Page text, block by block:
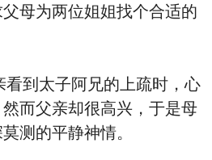
母为两位姐姐找个合适的
到太子阿兄的上疏时，心
而父亲却很高兴，于是母
测的平静神情。